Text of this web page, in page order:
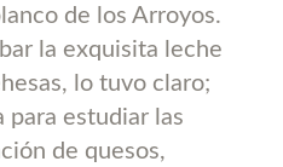
de los Arroyos.
la exquisita leche
lo tuvo claro;
para estudiar las
de quesos,